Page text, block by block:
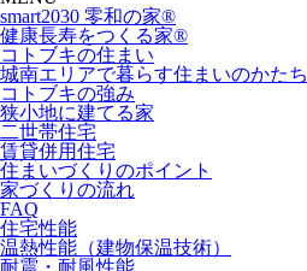
smart2030 零和の家®
健康長寿をつくる家®
コトブキの住まい
城南エリアで暮らす住まいのかたち
コトブキの強み
狭小地に建てる家
二世帯住宅
賃貸併用住宅
住まいづくりのポイント
家づくりの流れ
FAQ
住宅性能
温熱性能（建物保温技術）
耐震・耐風性能